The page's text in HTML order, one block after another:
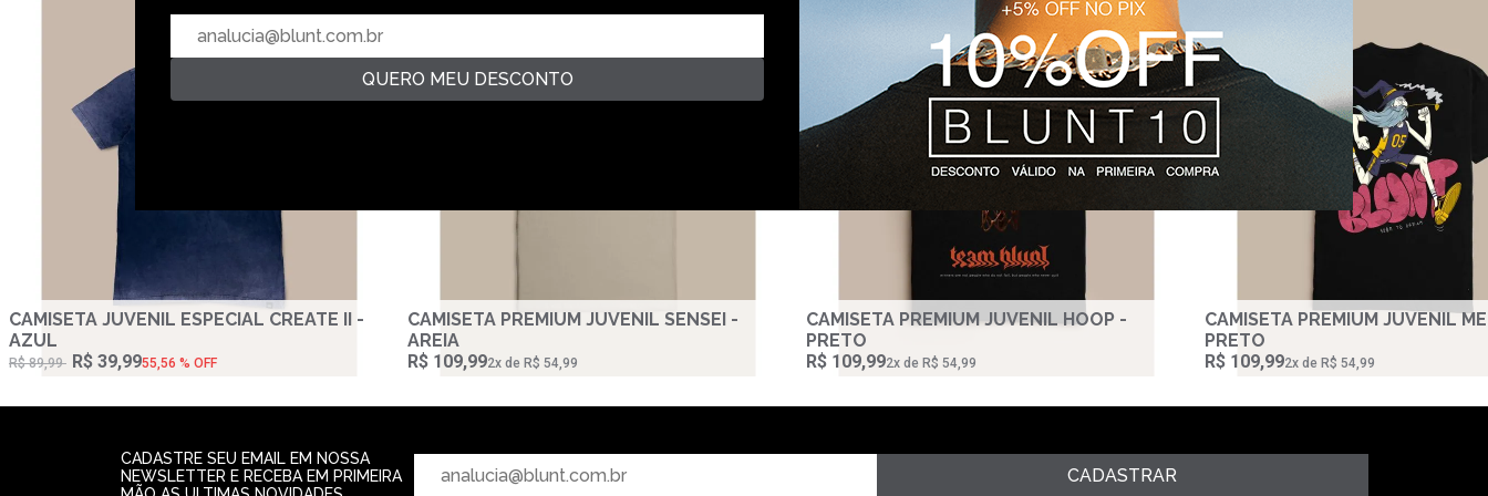
CAMISETA JUVENIL ESPECIAL CREATE II -
AZUL
R$ 89,99 R$ 39,9955,56 % OFF
CAMISETA PREMIUM JUVENIL SENSEI -
AREIA
R$ 109,992‌x de R$ 54,99
CAMISETA PREMIUM JUVENIL HOOP -
PRETO
R$ 109,992‌x de R$ 54,99
CAMISETA PREMIUM JUVENIL
PRETO
R$ 109,992‌x de R$ 54,99
QUERO MEU DESCONTO
CADASTRE SEU EMAIL EM NOSSA
NEWSLETTER E RECEBA EM PRIMEIRA
CADASTRAR